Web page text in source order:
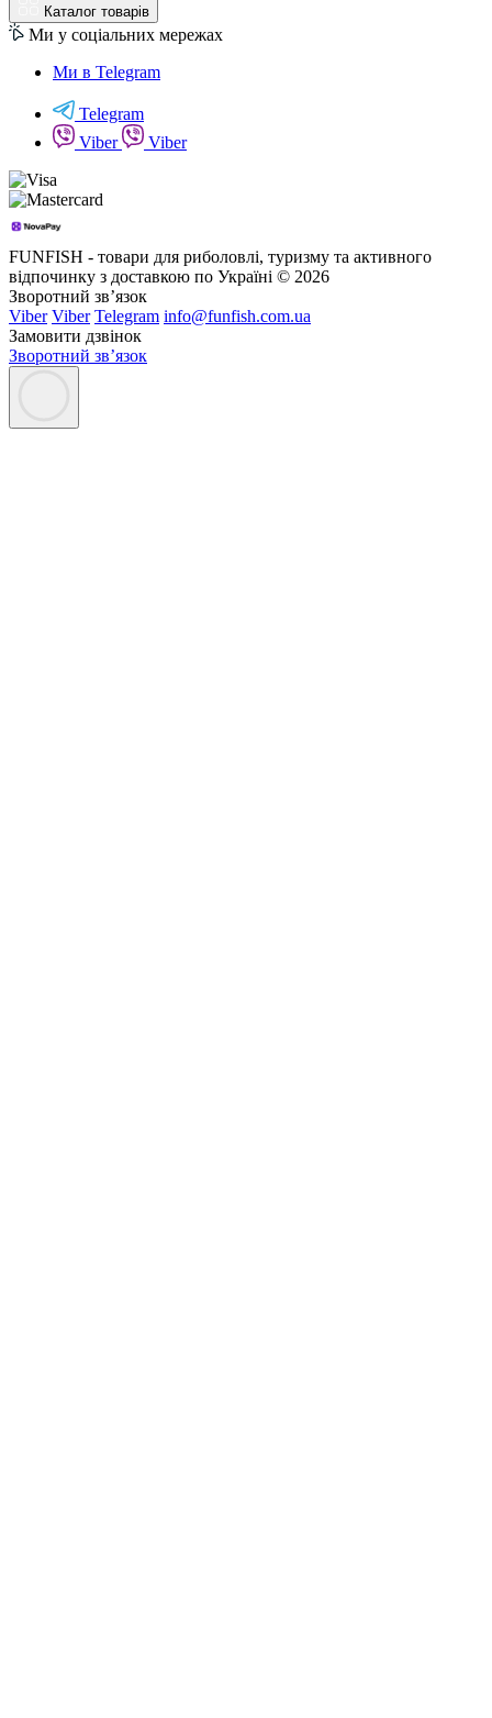
Каталог товарів
Ми у соціальних мережах
Ми в Telegram
Telegram
Viber
Viber
FUNFISH - товари для риболовлі, туризму та активного
відпочинку з доставкою по Україні © 2026
Зворотний зв’язок
Viber Viber Telegram info@funfish.com.ua
Замовити дзвінок
Зворотний зв’язок